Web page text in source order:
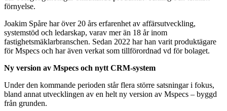
förnyelse.
Joakim Spåre har över 20 års erfarenhet av affärsutveckling,
systemstöd och ledarskap, varav mer än 18 år inom
fastighetsmäklarbranschen. Sedan 2022 har han varit produktägare
för Mspecs och har även verkat som tillförordnad vd för bolaget.
Ny version av Mspecs och nytt CRM-system
Under den kommande perioden står flera större satsningar i fokus,
bland annat utvecklingen av en helt ny version av Mspecs – byggd
från grunden.